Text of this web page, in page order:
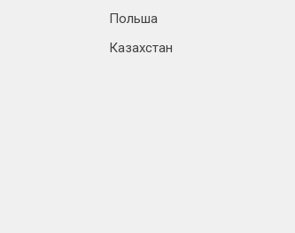
Польша
Казахстан